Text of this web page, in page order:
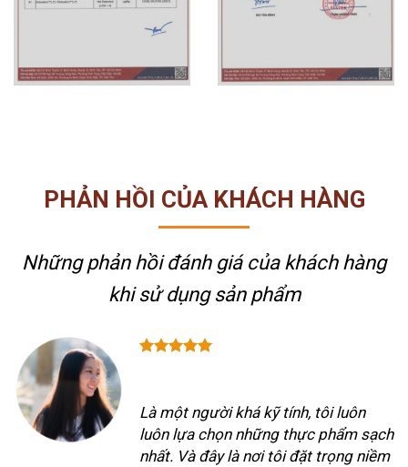
PHẢN HỒI CỦA KHÁCH HÀNG
Những phản hồi đánh giá của khách hàng
khi sử dụng sản phẩm
Là một người khá kỹ tính, tôi luôn
luôn lựa chọn những thực phẩm sạch
nhất. Và đây là nơi tôi đặt trọng niềm